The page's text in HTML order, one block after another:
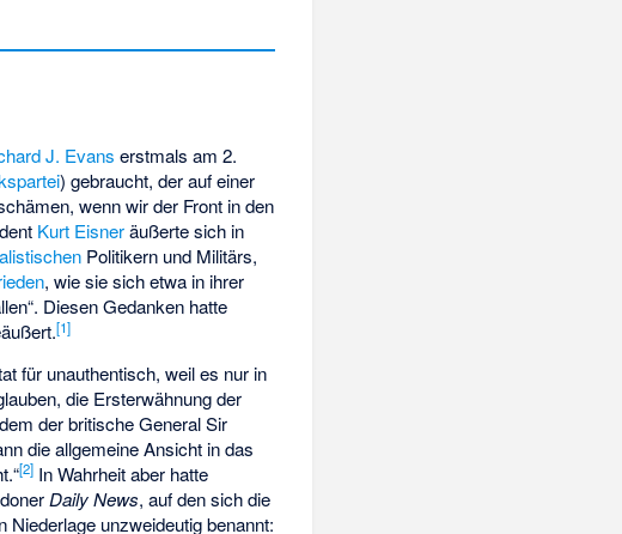
J. Evans erstmals am 2.
) gebraucht, der auf einer
wenn wir der Front in den
Kurt Eisneräußerte sich in
Politikern und Militärs,
, wie sie sich etwa in ihrer
Diesen Gedanken hatte
[1]
für unauthentisch, weil es nur in
die Ersterwähnung der
der britische General Sir
die allgemeine Ansicht in das
[2] In Wahrheit aber hatte
Daily News, auf den sich die
unzweideutig benannt: